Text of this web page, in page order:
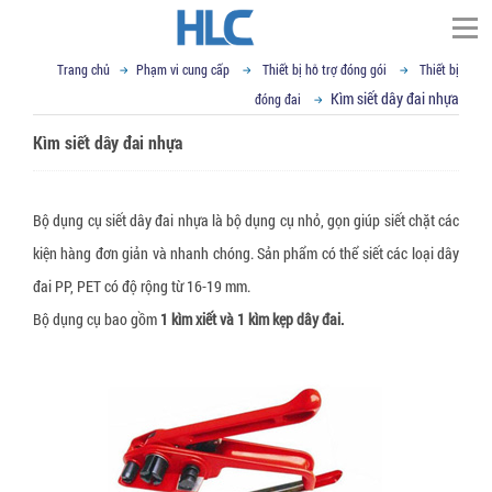
TÌM KIẾM
Trang chủ
Tầm nhìn sứ mệnh
Giá trị cốt lõi
Cơ sở vật chất
Phạm vi cung cấp
Cố định, nâng hạ hàng hóa
Dây đai Composite
Dây đai vải chằng hàng
VCI - chống mài mòn kim loại
Túi nylon chống gỉ CoroVCI®
Bột chống gỉ VCI (VCI Powder))
Gói hút ẩm Silica gel
Túi nylon PE chuyên dụng
Thiết bị hỗ trợ đóng gói
Tin tức
Kỹ thuật đóng gói
Liên hệ
Trang chủ Phạm vi cung cấp Thiết bị hỗ trợ đóng gói
Thiết bị
đóng đai
Kìm siết dây đai nhựa
Kìm siết dây đai nhựa
Bộ dụng cụ siết dây đai nhựa là bộ dụng cụ nhỏ, gọn giúp siết chặt các
kiện hàng đơn giản và nhanh chóng. Sản phẩm có thể siết các loại dây
đai PP, PET có độ rộng từ 16-19 mm.
Bộ dụng cụ bao gồm 1 kìm xiết và 1 kìm kẹp dây đai.